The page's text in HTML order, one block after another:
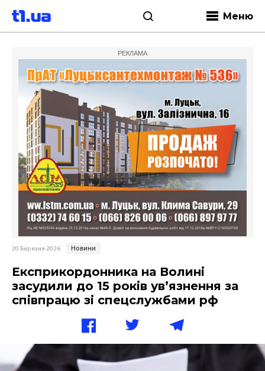
Меню
РЕКЛАМА
20 Березня 2026 Новини
Експрикордонника на Волині
засудили до 15 років ув’язнення за
співпрацю зі спецслужбами рф